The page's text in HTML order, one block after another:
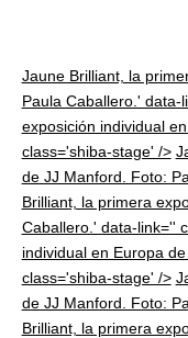
Jaune Brilliant, la
Paula Caballero.' data-
exposición individual
class='shiba-stage' />
de JJ Manford. Foto:
Brilliant, la primera
Caballero.' data-link=''
individual en Europa
class='shiba-stage' />
de JJ Manford. Foto:
Brilliant, la primera